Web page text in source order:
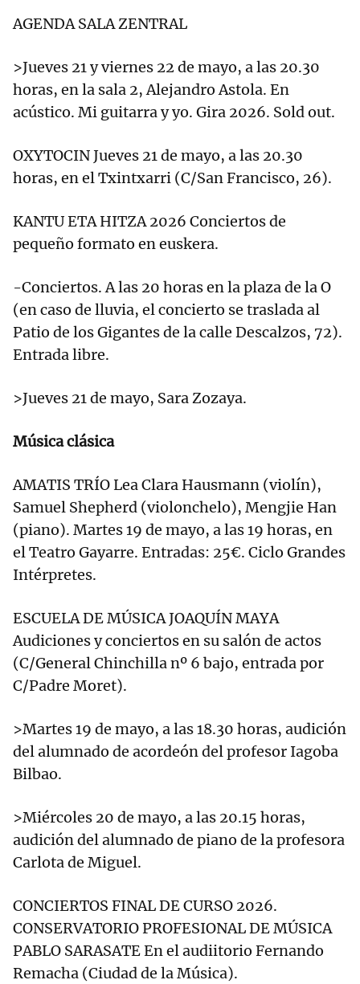
AGENDA SALA ZENTRAL
>Jueves 21 y viernes 22 de mayo, a las 20.30
horas, en la sala 2, Alejandro Astola. En
acústico. Mi guitarra y yo. Gira 2026. Sold out.
OXYTOCIN Jueves 21 de mayo, a las 20.30
horas, en el Txintxarri (C/San Francisco, 26).
KANTU ETA HITZA 2026 Conciertos de
pequeño formato en euskera.
-Conciertos. A las 20 horas en la plaza de la O
(en caso de lluvia, el concierto se traslada al
Patio de los Gigantes de la calle Descalzos, 72).
Entrada libre.
>Jueves 21 de mayo, Sara Zozaya.
Música clásica
AMATIS TRÍO Lea Clara Hausmann (violín),
Samuel Shepherd (violonchelo), Mengjie Han
(piano). Martes 19 de mayo, a las 19 horas, en
el Teatro Gayarre. Entradas: 25€. Ciclo Grandes
Intérpretes.
ESCUELA DE MÚSICA JOAQUÍN MAYA
Audiciones y conciertos en su salón de actos
(C/General Chinchilla nº 6 bajo, entrada por
C/Padre Moret).
>Martes 19 de mayo, a las 18.30 horas, audición
del alumnado de acordeón del profesor Iagoba
Bilbao.
>Miércoles 20 de mayo, a las 20.15 horas,
audición del alumnado de piano de la profesora
Carlota de Miguel.
CONCIERTOS FINAL DE CURSO 2026.
CONSERVATORIO PROFESIONAL DE MÚSICA
PABLO SARASATE En el audiitorio Fernando
Remacha (Ciudad de la Música).